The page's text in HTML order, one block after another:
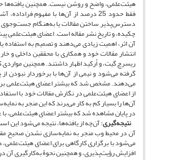
فقط حدود 25 درصد از آن‌ها با مفهوم
دسترس‌پذیر ساختن مقالات یا به‌هنگام جست‌وجوی
چکیده، و تاریخ نشر مقاله است. اعضای هیئت‌علمی
آن اثر، اهمیت زیادی می‌دهند و تصمیم به
انتشار مقالات خود و همکاری با محققین داخلی و
ریسرچ گیت، و اُرکید اظهار داشتند. همچنین
گرفته می‌شود و نیمی از آن‌ها با برخوردار نبودن
می‌دهند. مشخص شد که بیشتر اعضای هیئت‌علمی برای
از اعضای هیئت‌علمی در نگارش مقالات خود با
آن‌ها را بسیار کم به‌ کار می‌برند که این منجر به
در پایان مشاهده شد که بیشتر اعضای هیئت‌علمی، با
نتیجهگیری: آن‌چه از یافته‌ها، نتیجه می‌شود این
آن در محیط وب منجر به نمایه‌سازی نشدنِ صحیح
می‌شود با برگزاری کارگاهی برای اعضای هیئت‌علمی،
افزایش رؤیت‌پذیری، و همچنین نحوۀ به‌کارگیری آن در